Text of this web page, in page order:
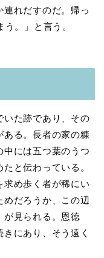
れだすのだ。帰っ
。」と言う。
いた跡であり、その
ある。長者の家の糠
中には五つ葉のうつ
と伝わっている。
求め歩く者が稀にい
だろうか、この辺
が見られる。恩徳
きにあり、そう遠く